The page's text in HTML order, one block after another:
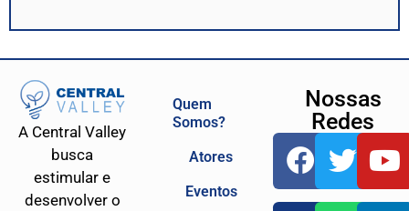
A Central Valley
busca
estimular e
desenvolver o
Quem
Somos?
Atores
Eventos
Nossas
Redes